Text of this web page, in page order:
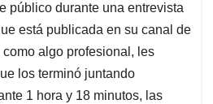
público durante una entrevista
está publicada en su canal de
algo profesional, les
los terminó juntando
1 hora y 18 minutos, las